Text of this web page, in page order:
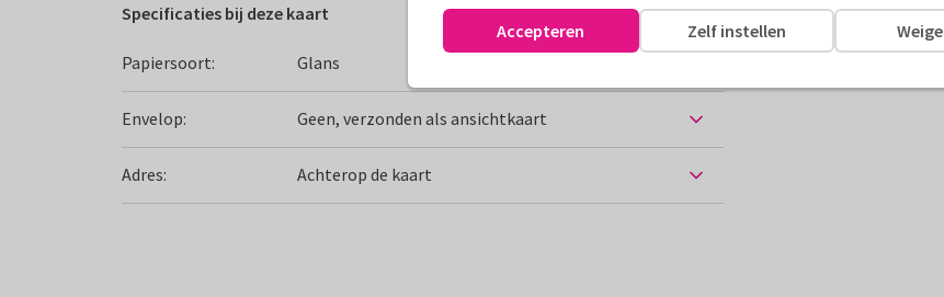
Specificaties bij deze kaart
Papiersoort: Glans
Envelop: Geen, verzonden als ansichtkaart
Adres: Achterop de kaart
Zelf instellen
Accepteren